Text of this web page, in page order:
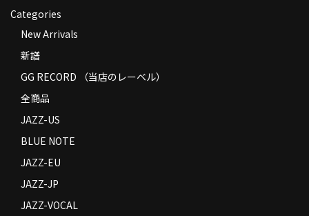
Categories
New Arrivals
新譜
GG RECORD （当店のレーベル）
全商品
JAZZ-US
BLUE NOTE
JAZZ-EU
JAZZ-JP
JAZZ-VOCAL